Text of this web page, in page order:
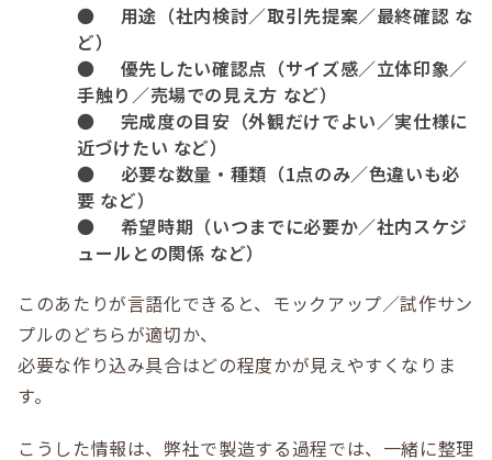
●
用途（社内検討／取引先提案／最終確認 な
ど）
●
優先したい確認点（サイズ感／立体印象／
手触り／売場での見え方 など）
●
完成度の目安（外観だけでよい／実仕様に
近づけたい など）
●
必要な数量・種類（1点のみ／色違いも必
要 など）
●
希望時期（いつまでに必要か／社内スケジ
ュールとの関係 など）
このあたりが言語化できると、モックアップ／試作サン
プルのどちらが適切か、
必要な作り込み具合はどの程度かが見えやすくなりま
す。
こうした情報は、弊社で製造する過程では、一緒に整理